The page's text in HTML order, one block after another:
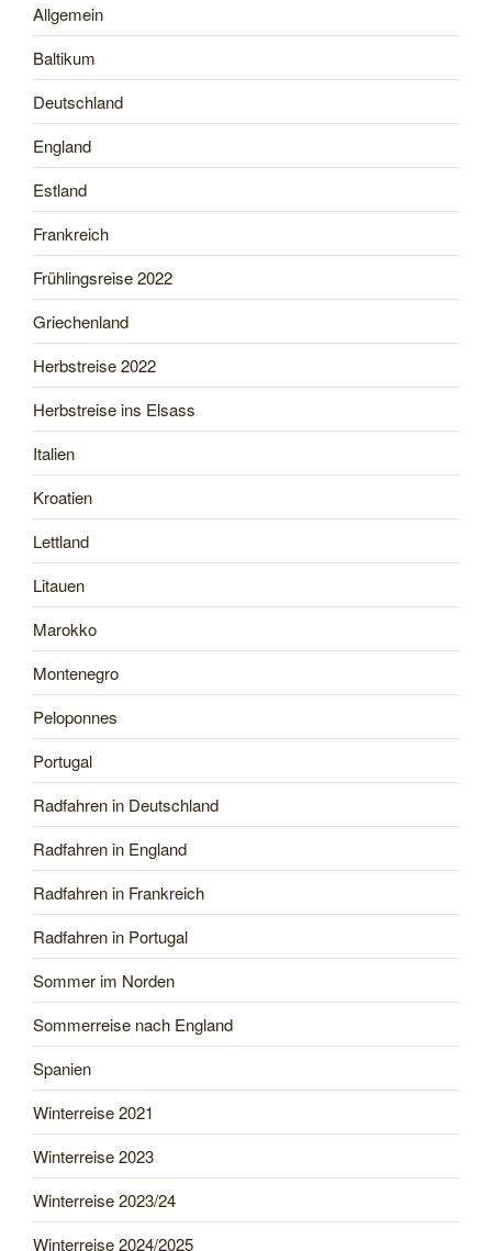
Allgemein
Baltikum
Deutschland
England
Estland
Frankreich
Frühlingsreise 2022
Griechenland
Herbstreise 2022
Herbstreise ins Elsass
Italien
Kroatien
Lettland
Litauen
Marokko
Montenegro
Peloponnes
Portugal
Radfahren in Deutschland
Radfahren in England
Radfahren in Frankreich
Radfahren in Portugal
Sommer im Norden
Sommerreise nach England
Spanien
Winterreise 2021
Winterreise 2023
Winterreise 2023/24
Winterreise 2024/2025